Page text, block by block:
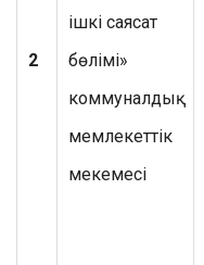
2
ішкі саясат
бөлімі»
коммуналдық
мемлекеттік
мекемесі